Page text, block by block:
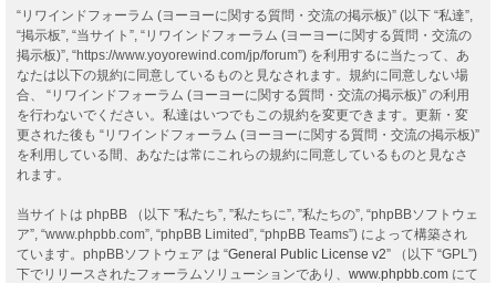
“リワインドフォーラム (ヨーヨーに関する質問・交流の掲示板)” (以下 “私達”,
“掲示板”, “当サイト”, “リワインドフォーラム (ヨーヨーに関する質問・交流の
掲示板)”, “https://www.yoyorewind.com/jp/forum”) を利用するに当たって、あ
なたは以下の規約に同意しているものと見なされます。規約に同意しない場
合、 “リワインドフォーラム (ヨーヨーに関する質問・交流の掲示板)” の利用
を行わないでください。私達はいつでもこの規約を変更できます。更新・変
更された後も “リワインドフォーラム (ヨーヨーに関する質問・交流の掲示板)”
を利用している間、あなたは常にこれらの規約に同意しているものと見なさ
れます。
当サイトは phpBB （以下 ”私たち”, ”私たちに”, ”私たちの”, “phpBBソフトウェ
ア”, “www.phpbb.com”, “phpBB Limited”, “phpBB Teams”) によって構築され
ています。phpBBソフトウェア は “General Public License v2” （以下 “GPL”)
下でリリースされたフォーラムソリューションであり、 www.phpbb.com にて